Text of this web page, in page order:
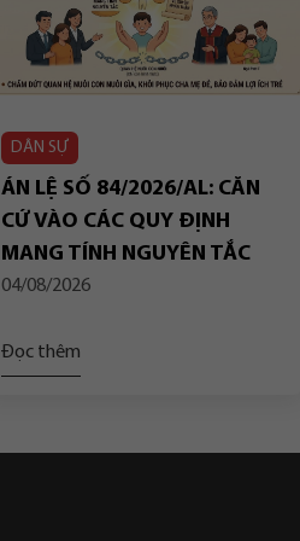
DÂN SỰ
ÁN LỆ SỐ 84/2026/AL: CĂN
CỨ VÀO CÁC QUY ĐỊNH
MANG TÍNH NGUYÊN TẮC
CỦA PHÁP LUẬT VỀ “QUYỀN
LỢI ÍCH TỐT NHẤT CỦA TRẺ
EM TRONG TRƯỜNG HỢP
NGƯỜI ĐỘC THÂN CHẾT
04/08/2026
Đọc thêm